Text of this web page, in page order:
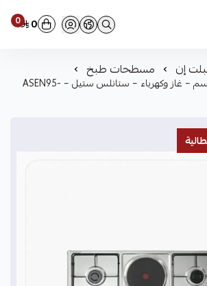
المنزلية 0 0
إن مسطحات طبخ
سطح إلبا بلت إن – 90 سم – غاز وكهرباء – ستانلس ستيل – ASEN95-